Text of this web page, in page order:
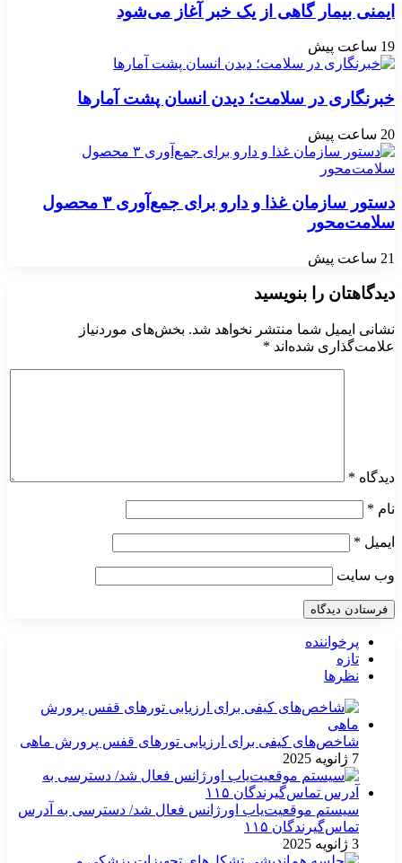
ایمنی بیمار گاهی از یک خبر آغاز می‌شود
19 ساعت پیش
خبرنگاری در سلامت؛ دیدن انسان پشت آمارها
20 ساعت پیش
دستور سازمان غذا و دارو برای جمع‌آوری ۳ محصول
سلامت‌محور
21 ساعت پیش
دیدگاهتان را بنویسید
نشانی ایمیل شما منتشر نخواهد شد. بخش‌های موردنیاز
علامت‌گذاری شده‌اند *
دیدگاه *
نام *
ایمیل *
وب‌ سایت
پرخواننده
تازه
نظرها
شاخص‌های کیفی برای ارزیابی تورهای قفس پرورش ماهی
7 ژانویه 2025
سیستم موقعیت‌یاب اورژانس فعال شد/ دسترسی به آدرس
تماس‌گیرندگان ۱۱۵
3 ژانویه 2025